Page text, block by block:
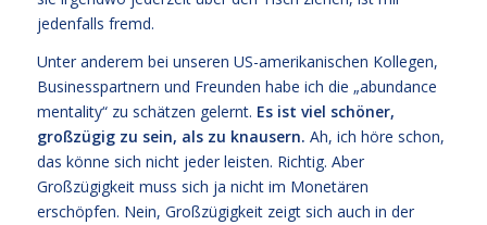
jedenfalls fremd.
Unter anderem bei unseren US-amerikanischen Kollegen,
Businesspartnern und Freunden habe ich die „abundance
mentality“ zu schätzen gelernt. Es ist viel schöner,
großzügig zu sein, als zu knausern. Ah, ich höre schon,
das könne sich nicht jeder leisten. Richtig. Aber
Großzügigkeit muss sich ja nicht im Monetären
erschöpfen. Nein, Großzügigkeit zeigt sich auch in der